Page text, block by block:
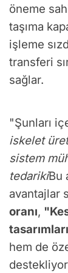
öneme
taşıma
işleme
transferi
sağlar.
"Şunları
iskelet
sistem
tedarikiBu
avantajlar
oranı,
hem de